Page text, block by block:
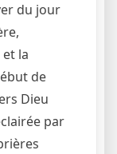
du jour
la
de
Dieu
par